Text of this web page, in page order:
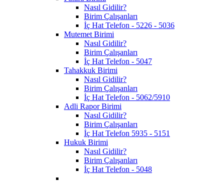
Nasıl Gidilir?
Birim Çalışanları
İç Hat Telefon - 5226 - 5036
Mutemet Birimi
Nasıl Gidilir?
Birim Çalışanları
İç Hat Telefon - 5047
Tahakkuk Birimi
Nasıl Gidilir?
Birim Çalışanları
İç Hat Telefon - 5062/5910
Adli Rapor Birimi
Nasıl Gidilir?
Birim Çalışanları
İç Hat Telefon 5935 - 5151
Hukuk Birimi
Nasıl Gidilir?
Birim Çalışanları
İç Hat Telefon - 5048